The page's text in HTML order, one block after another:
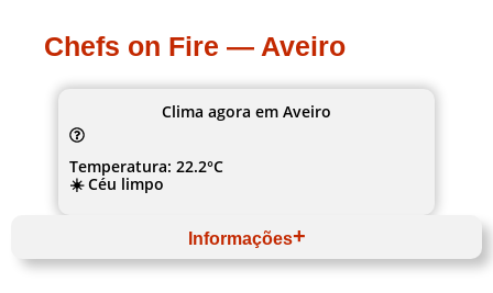
Chefs on Fire — Aveiro
Clima agora em Aveiro
Temperatura: 22.2°C
☀️ Céu limpo
Informações